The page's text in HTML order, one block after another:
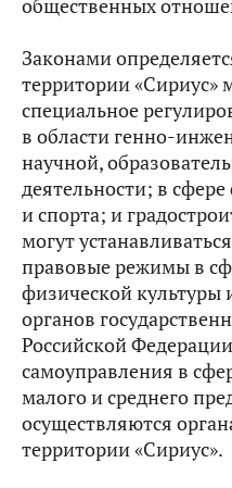
общественных
Законами
территории «Сириус»
специальное
в области генно-
научной,
деятельности; в
и спорта; и
могут
правовые режимы в
физической культуры
органов
Российской
самоуправления в
малого и среднего
осуществляются
территории «Сириус».